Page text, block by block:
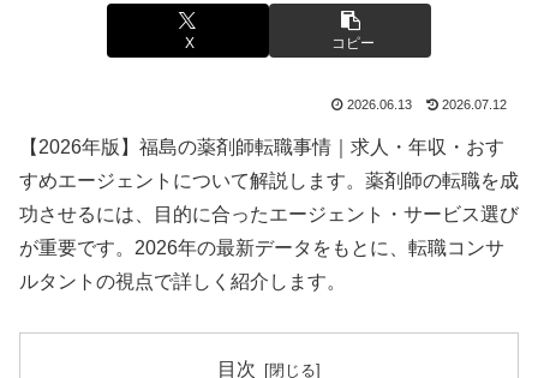
X コピー
2026.06.13 2026.07.12
【2026年版】福島の薬剤師転職事情｜求人・年収・おす
すめエージェントについて解説します。薬剤師の転職を成
功させるには、目的に合ったエージェント・サービス選び
が重要です。2026年の最新データをもとに、転職コンサ
ルタントの視点で詳しく紹介します。
目次